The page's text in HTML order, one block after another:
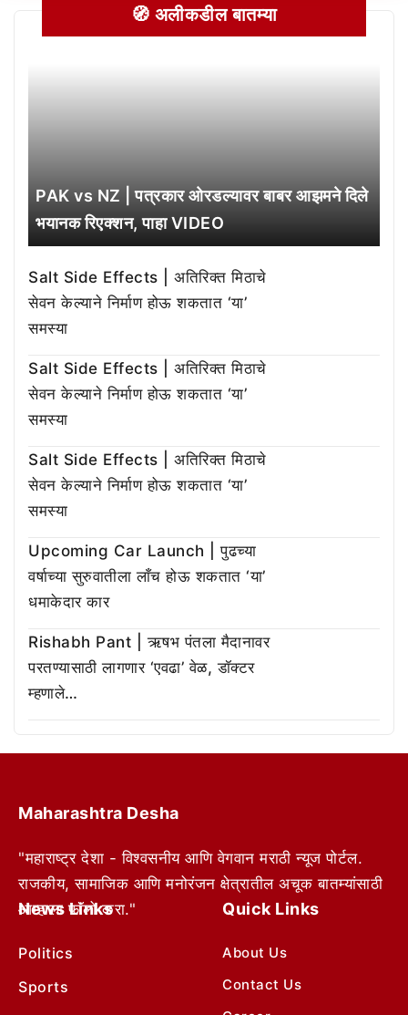
🧭 अलीकडील बातम्या
PAK vs NZ | पत्रकार ओरडल्यावर बाबर आझमने दिले
भयानक रिएक्शन, पाहा VIDEO
Salt Side Effects | अतिरिक्त मिठाचे
सेवन केल्याने निर्माण होऊ शकतात ‘या’
समस्या
Salt Side Effects | अतिरिक्त मिठाचे
सेवन केल्याने निर्माण होऊ शकतात ‘या’
समस्या
Salt Side Effects | अतिरिक्त मिठाचे
सेवन केल्याने निर्माण होऊ शकतात ‘या’
समस्या
Upcoming Car Launch | पुढच्या
वर्षाच्या सुरुवातीला लाँच होऊ शकतात ‘या’
धमाकेदार कार
Rishabh Pant | ऋषभ पंतला मैदानावर
परतण्यासाठी लागणार ‘एवढा’ वेळ, डॉक्टर
म्हणाले…
Maharashtra Desha
"महाराष्ट्र देशा - विश्वसनीय आणि वेगवान मराठी न्यूज पोर्टल.
राजकीय, सामाजिक आणि मनोरंजन क्षेत्रातील अचूक बातम्यांसाठी
आम्हाला फॉलो करा."
News Links
Politics
Sports
Quick Links
About Us
Contact Us